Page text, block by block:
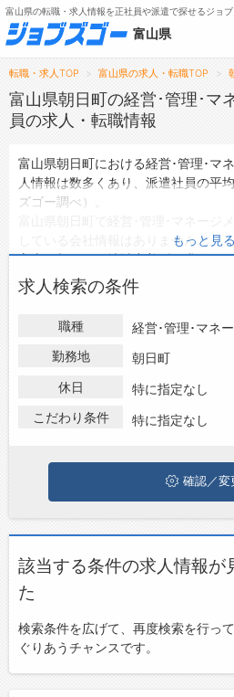
無料会員登録
トップ
詳細情報で求人を探す
転職支援サービスについて
転職ノウハウ(応募書類の書き方・面接
転職・採用コラム
ジョブズゴーについて
お問い合わせ
富山県の転職・求人情報を正社員や派遣で探せるジョ
富山県
転職・求人TOP 富山県の求人・転職TOP
富山県朝日町の経営･管理･マ
員の求人・転職情報
富山県朝日町における経営･管理･マ
人情報は数多くあり、派遣社員の平
ズゴー調べ）。
している会社情報はありません。
富山県朝日町の地域密着型の求人サ
富山県朝日町の派遣社員として働け
の求人情報を0件取り扱っています。
ハローワークにはない求人も多数扱
第二新卒から50代・60代以上の方の
朝日町で経営･管理･マネージメント
もっと見る
求人検索の条件
職種
経営･管理･マネ
勤務地
朝日町
休日
特に指定なし
こだわり条件
特に指定なし
確認／変
該当する条件の求人情報が
た
検索条件を広げて、再度検索を行っ
ぐりあうチャンスです。